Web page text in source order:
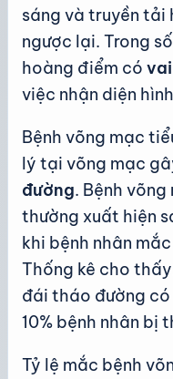
sáng và truyền tải
ngược lại. Trong
hoàng điểm có
việc nhận diện
Bệnh võng mạc
lý tại võng mạc
đường. Bệnh
thường xuất hiện
khi bệnh nhân
Thống kê cho
đái tháo đường có
10% bệnh nhân bị
Tỷ lệ mắc bệnh